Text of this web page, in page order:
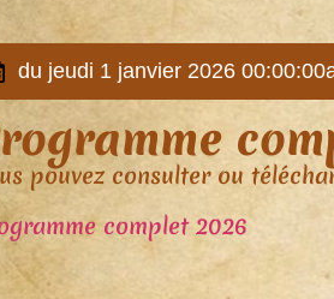
du jeudi 1 janvier 2026 00:00:00
pouvez consulter ou
complet 2026